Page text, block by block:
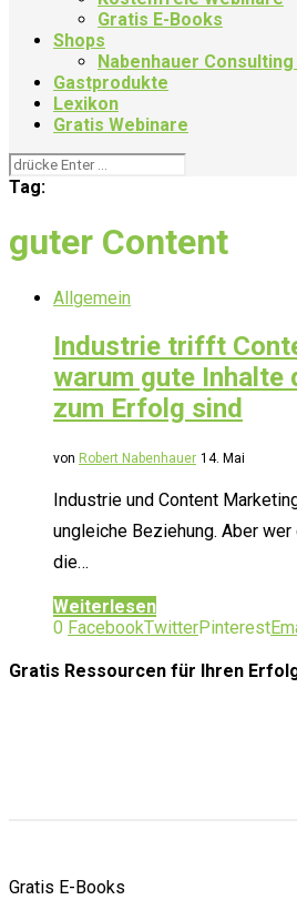
Gratis E-Books
Shops
Nabenhauer Consulting
Gastprodukte
Lexikon
Gratis Webinare
Tag:
guter Content
Allgemein
Industrie trifft
warum gute Inhalte
zum Erfolg sind
von Robert Nabenhauer 14. Mai
Industrie und Content
ungleiche Beziehung. Aber
die…
Weiterlesen
0 FacebookTwitterPinterest
Gratis Ressourcen für Ihren
Gratis E-Books